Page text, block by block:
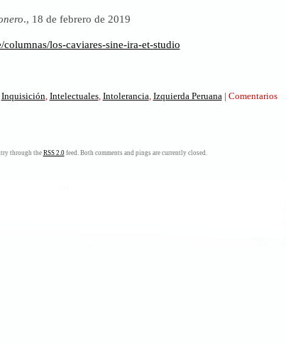
., 18 de febrero de 2019
los-caviares-sine-ira-et-studio
Inquisición Intelectuales, Intolerancia Izquierda Peruana | Comentarios
through the RSS 2.0feed. Both comments and pings are currently closed.